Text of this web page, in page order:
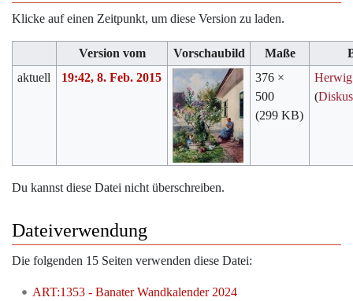
Klicke auf einen Zeitpunkt, um diese Version zu laden.
Version vom Vorschaubild Maße
aktuell
19:42, 8. Feb. 2015
376 ×
500
(299 KB)
Herwig
(
Du kannst diese Datei nicht überschreiben.
Dateiverwendung
Die folgenden 15 Seiten verwenden diese Datei:
ART:1353 - Banater Wandkalender 2024